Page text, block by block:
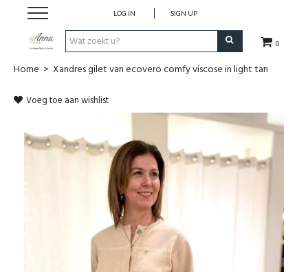
0
LOG IN SIGN UP
Home
Schoenen
Home > Xandres gilet van ecovero comfy viscose in light tan
Voeg toe aan wishlist